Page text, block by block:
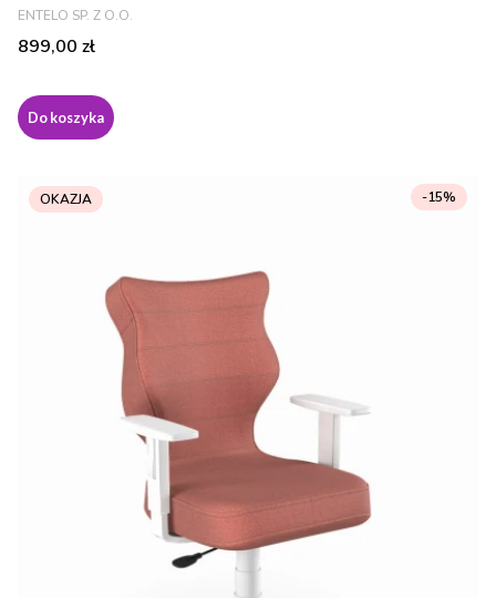
PRODUCENT
ENTELO SP. Z O.O.
Cena
899,00 zł
Do koszyka
OKAZJA -15%